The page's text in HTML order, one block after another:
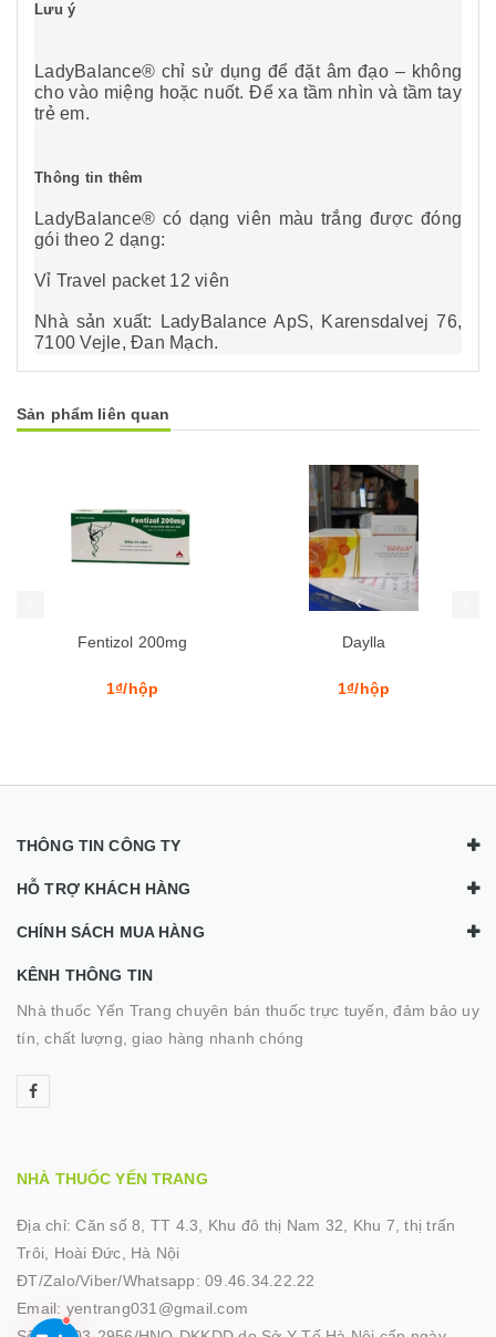
Lưu ý
LadyBalance® chỉ sử dụng để đặt âm đạo – không
cho vào miệng hoặc nuốt. Để xa tầm nhìn và tầm tay
trẻ em.
Thông tin thêm
LadyBalance® có dạng viên màu trắng được đóng
gói theo 2 dạng:
Vỉ Travel packet 12 viên
Nhà sản xuất: LadyBalance ApS, Karensdalvej 76,
7100 Vejle, Đan Mạch.
Sản phẩm liên quan
Fentizol 200mg
1₫/hộp
Daylla
1₫/hộp
THÔNG TIN CÔNG TY
HỖ TRỢ KHÁCH HÀNG
CHÍNH SÁCH MUA HÀNG
KÊNH THÔNG TIN
Nhà thuốc Yến Trang chuyên bán thuốc trực tuyến, đảm bảo uy
tín, chất lượng, giao hàng nhanh chóng
NHÀ THUỐC YẾN TRANG
Địa chỉ:Căn số 8, TT 4.3, Khu đô thị Nam 32, Khu 7, thị trấn
Trôi, Hoài Đức, Hà Nội
ĐT/Zalo/Viber/Whatsapp: 09.46.34.22.22
Email: yentrang031@gmail.com